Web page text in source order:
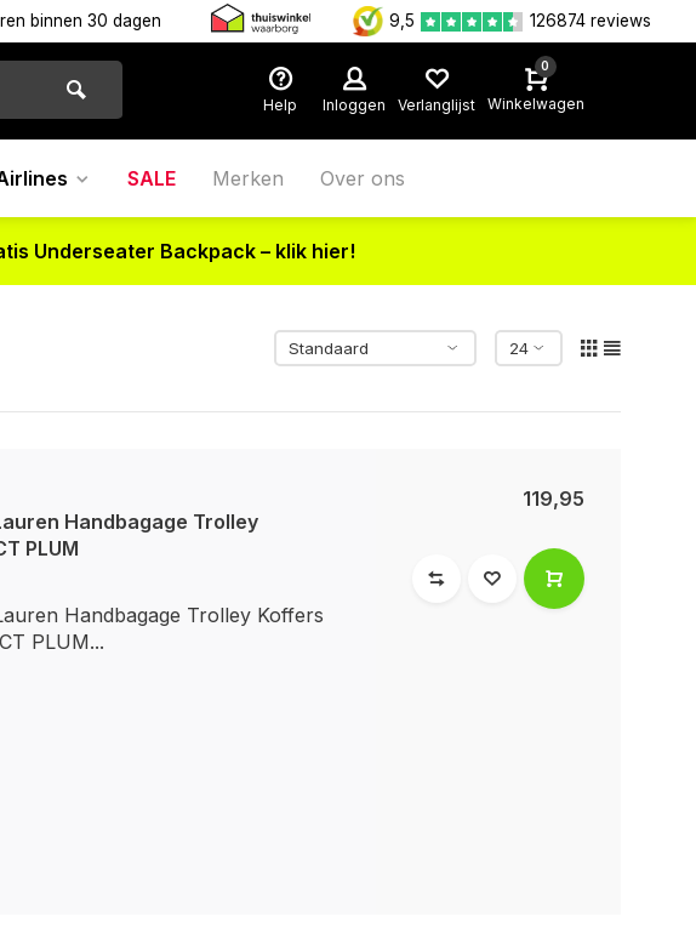
binnen 30 dagen 9,5 126874 reviews
Help Inloggen Verlanglijst
0
Winkelwagen
SALE Merken Over ons
Underseater Backpack – klik hier!
Handbagage Trolley
PLUM
Handbagage Trolley Koffers
PLUM...
119,95